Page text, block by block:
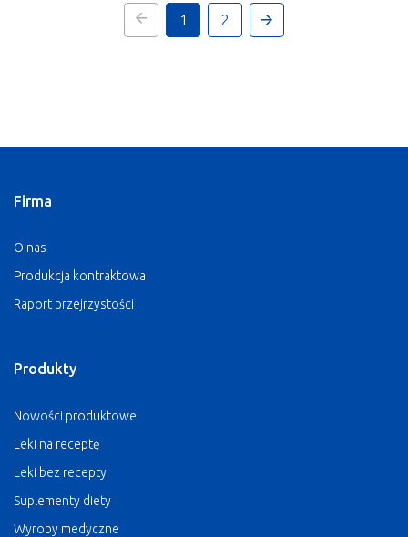
1(current)
2 Następny
Firma
O nas
Produkcja kontraktowa
Raport przejrzystości
Produkty
Nowości produktowe
Leki na receptę
Leki bez recepty
Suplementy diety
Wyroby medyczne